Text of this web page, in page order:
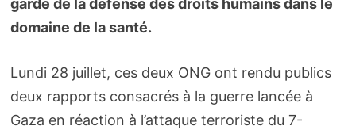
garde de la défense des droits humains dans le
domaine de la santé.
Lundi 28 juillet, ces deux ONG ont rendu publics
deux rapports consacrés à la guerre lancée à
Gaza en réaction à l’attaque terroriste du 7-